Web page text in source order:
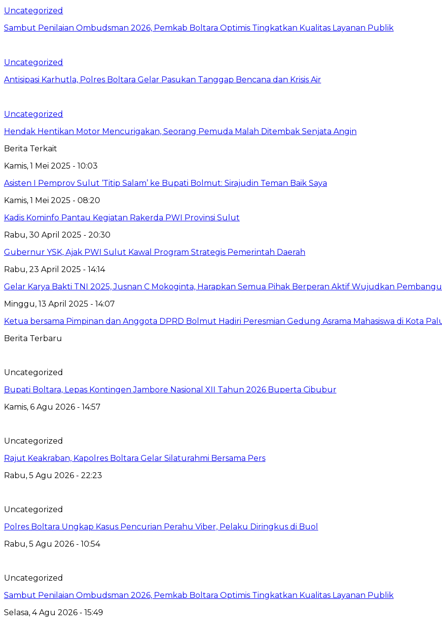
Uncategorized
Sambut Penilaian Ombudsman 2026, Pemkab Boltara Optimis Tingkatkan Kualitas Layanan Publik
Uncategorized
Antisipasi Karhutla, Polres Boltara Gelar Pasukan Tanggap Bencana dan Krisis Air
Uncategorized
Hendak Hentikan Motor Mencurigakan, Seorang Pemuda Malah Ditembak Senjata Angin
Berita Terkait
Kamis, 1 Mei 2025 - 10:03
Asisten I Pemprov Sulut ‘Titip Salam’ ke Bupati Bolmut: Sirajudin Teman Baik Saya
Kamis, 1 Mei 2025 - 08:20
Kadis Kominfo Pantau Kegiatan Rakerda PWI Provinsi Sulut
Rabu, 30 April 2025 - 20:30
Gubernur YSK, Ajak PWI Sulut Kawal Program Strategis Pemerintah Daerah
Rabu, 23 April 2025 - 14:14
Gelar Karya Bakti TNI 2025, Jusnan C Mokoginta, Harapkan Semua Pihak Berperan Aktif Wujudkan
Minggu, 13 April 2025 - 14:07
Ketua bersama Pimpinan dan Anggota DPRD Bolmut Hadiri Peresmian Gedung Asrama Mahasiswa di Kota
Berita Terbaru
Uncategorized
Bupati Boltara, Lepas Kontingen Jambore Nasional XII Tahun 2026 Buperta Cibubur
Kamis, 6 Agu 2026 - 14:57
Uncategorized
Rajut Keakraban, Kapolres Boltara Gelar Silaturahmi Bersama Pers
Rabu, 5 Agu 2026 - 22:23
Uncategorized
Polres Boltara Ungkap Kasus Pencurian Perahu Viber, Pelaku Diringkus di Buol
Rabu, 5 Agu 2026 - 10:54
Uncategorized
Sambut Penilaian Ombudsman 2026, Pemkab Boltara Optimis Tingkatkan Kualitas Layanan Publik
Selasa, 4 Agu 2026 - 15:49